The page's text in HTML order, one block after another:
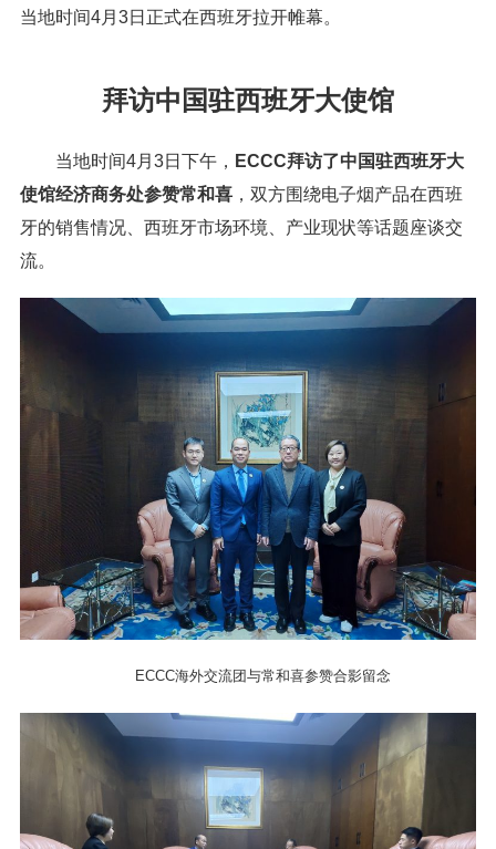
当地时间4月3日正式在西班牙拉开帷幕。
拜访中国驻西班牙大使馆
当地时间4月3日下午， ECCC拜访了中国驻西班牙大
使馆经济商务处参赞常和喜，双方围绕电子烟产品在西班
牙的销售情况、西班牙市场环境、产业现状等话题座谈交
流。
ECCC海外交流团与常和喜参赞合影留念